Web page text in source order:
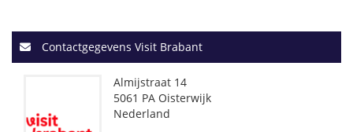
Contactgegevens Visit Brabant
Almijstraat 14
5061 PA Oisterwijk
Nederland